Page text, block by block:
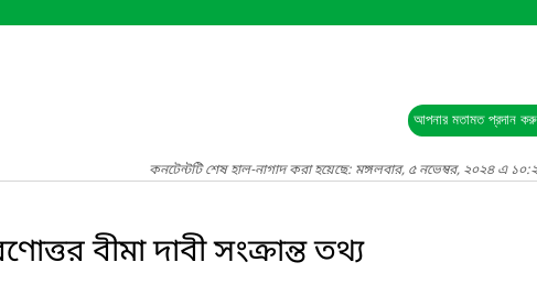
আপনার মতামত প্রদান
কনটেন্টটি শেষ হাল-নাগাদ করা হয়েছে: মঙ্গলবার, ৫ নভেম্বর, ২০২৪ এ
বীমা দাবী সংক্রান্ত তথ্য